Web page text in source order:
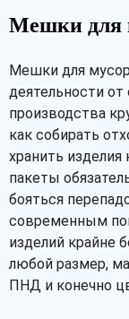
Мешки для
Мешки для
деятельности
производства
как собирать
хранить
пакеты
бояться
современным
изделий крайне
любой размер,
ПНД и конечно